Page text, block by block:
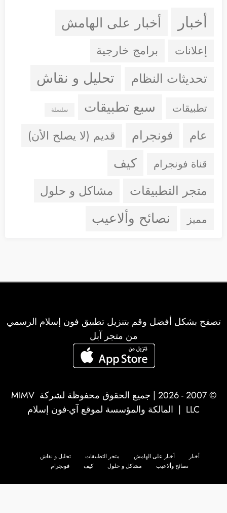
أخبار أخبار على الهامش
إعلانات برامج خارجية
تحديثات النظام تحليل و نقاش
تطبيقات سبع تطبيقات سلسلة
عام فونجرام قديم (لا يصلح الأن)
قناة فونجرام كيف
متجر التطبيقات مشاكل و حلول
مميز نصائح وألاعيب
تصفح بشكل أفضل وقم بتنزيل تطبيق فون إسلام الرسمي
من متجر آبل
© 2007 - 2026 | جميع الحقوق محفوظة لشركة
MIMV
LLC | المالكة والمؤسسة لموقع آي-فون إسلام
أخبار أخبار على الهامش متجر التطبيقات
تحليل و نقاش
نصائح وألاعيب
مشاكل و حلول كيف فونجرام